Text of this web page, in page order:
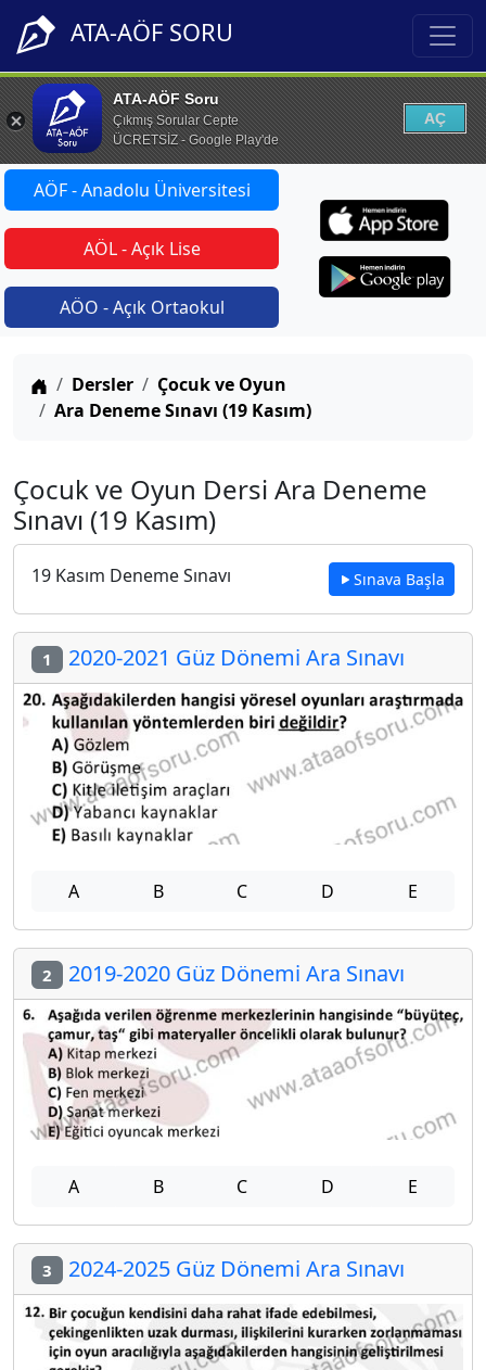
ATA-AÖF SORU
ATA-AÖF Soru
Çıkmış Sorular Cepte
ÜCRETSİZ - Google Play'de
AÇ
AÖF - Anadolu Üniversitesi
AÖL - Açık Lise
AÖO - Açık Ortaokul
Anasayfa
Dersler
Çocuk ve Oyun
Ara Deneme Sınavı (19 Kasım)
Çocuk ve Oyun Dersi Ara Deneme
Sınavı (19 Kasım)
19 Kasım Deneme Sınavı Sınava Başla
1 2020-2021 Güz Dönemi Ara Sınavı
A B C D E
2 2019-2020 Güz Dönemi Ara Sınavı
A B C D E
3 2024-2025 Güz Dönemi Ara Sınavı